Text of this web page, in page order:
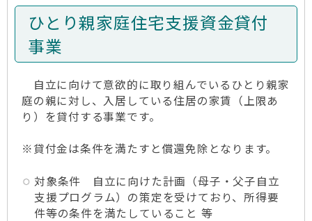
ひとり親家庭住宅支援資金貸付
事業
自立に向けて意欲的に取り組んでいるひとり親家
庭の親に対し、入居している住居の家賃（上限あ
り）を貸付する事業です。
※貸付金は条件を満たすと償還免除となります。
対象条件 自立に向けた計画（母子・父子自立
支援プログラム）の策定を受けており、所得要
件等の条件を満たしていること 等